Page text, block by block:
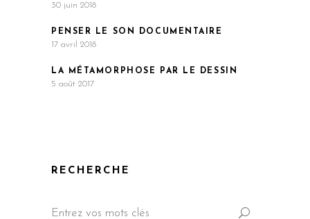
30 juin 2018
PENSER LE SON DOCUMENTAIRE
17 avril 2018
LA MÉTAMORPHOSE PAR LE DESSIN
5 août 2017
RECHERCHE
for: